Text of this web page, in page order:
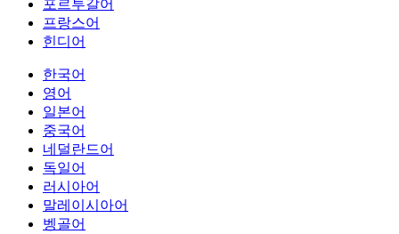
포르투갈어
프랑스어
힌디어
한국어
영어
일본어
중국어
네덜란드어
독일어
러시아어
말레이시아어
벵골어